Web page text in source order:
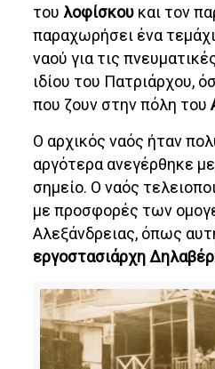
του λοφίσκου και τον
παραχωρήσει ένα
ναού για τις
ιδίου του Πατριάρχου,
που ζουν στην πόλη του
Ο αρχικός ναός ήταν
αργότερα ανεγέρθηκε
σημείο. Ο ναός
με προσφορές των
Αλεξάνδρειας, όπως
εργοστασιάρχη